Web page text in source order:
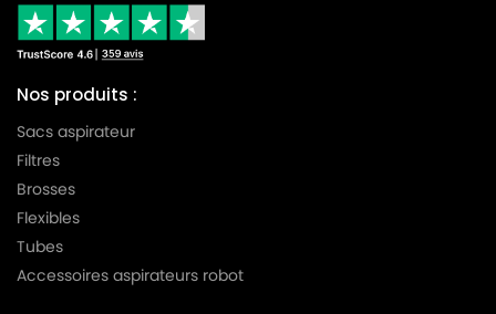
Nos produits :
Sacs aspirateur
Filtres
Brosses
Flexibles
Tubes
Accessoires aspirateurs robot